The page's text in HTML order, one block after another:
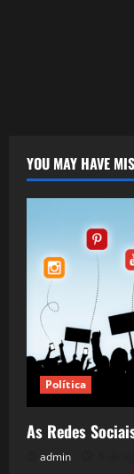
YOU MAY HAVE
Política
As Redes
admin